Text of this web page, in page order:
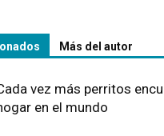
Más del autor
vez más perritos
en el mundo